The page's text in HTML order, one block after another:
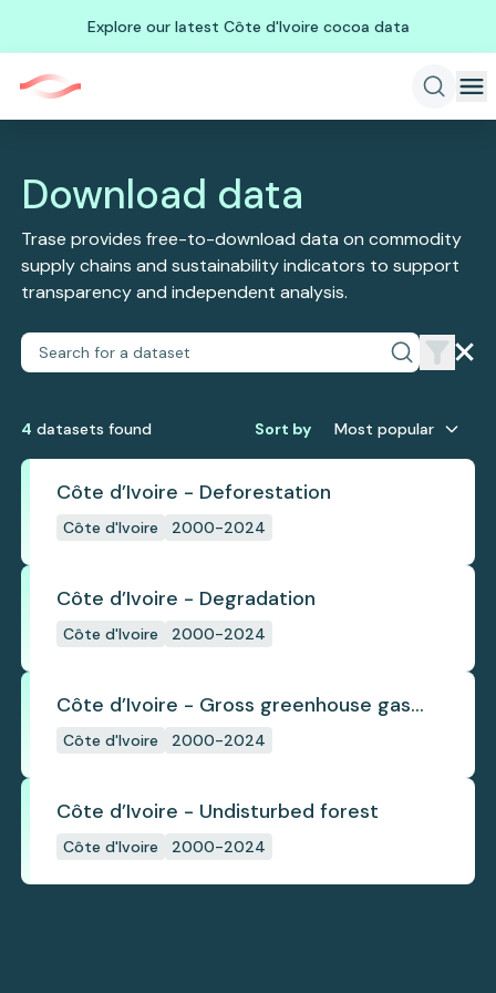
Explore our latest Côte d'Ivoire cocoa data
Download data
Trase provides free-to-download data on commodity
supply chains and sustainability indicators to support
transparency and independent analysis.
4 datasets found Sort by Most popular
Côte d’Ivoire - Deforestation
Côte d'Ivoire 2000-2024
Côte d’Ivoire - Degradation
Côte d'Ivoire 2000-2024
Côte d’Ivoire - Gross greenhouse gas
emissions from deforestation
Côte d'Ivoire 2000-2024
Côte d’Ivoire - Undisturbed forest
Côte d'Ivoire 2000-2024